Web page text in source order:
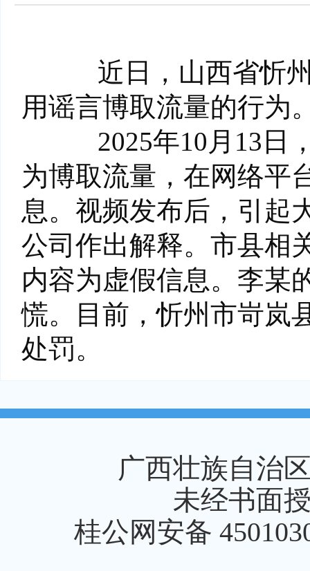
近日，山西省忻州
用谣言博取流量的行为
2025年10月13日，
为博取流量，在网络平
息。视频发布后，引起
公司作出解释。市县相
内容为虚假信息。李某
慌。目前，忻州市岢岚
处罚。
广西壮族自治
未经书面
桂公网安备